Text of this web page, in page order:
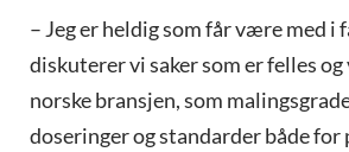
– Jeg er heldig som får være med i
diskuterer vi saker som er felles
norske bransjen, som
doseringer og standarder både for